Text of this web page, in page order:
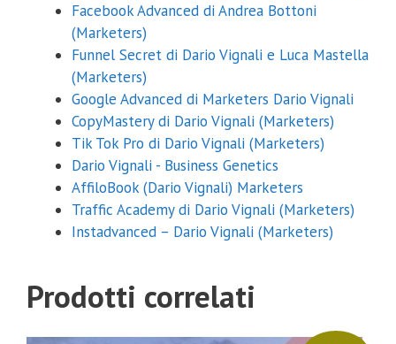
Facebook Advanced di Andrea Bottoni
(Marketers)
Funnel Secret di Dario Vignali e Luca Mastella
(Marketers)
Google Advanced di Marketers Dario Vignali
CopyMastery di Dario Vignali (Marketers)
Tik Tok Pro di Dario Vignali (Marketers)
Dario Vignali - Business Genetics
AffiloBook (Dario Vignali) Marketers
Traffic Academy di Dario Vignali (Marketers)
Instadvanced – Dario Vignali (Marketers)
Prodotti correlati